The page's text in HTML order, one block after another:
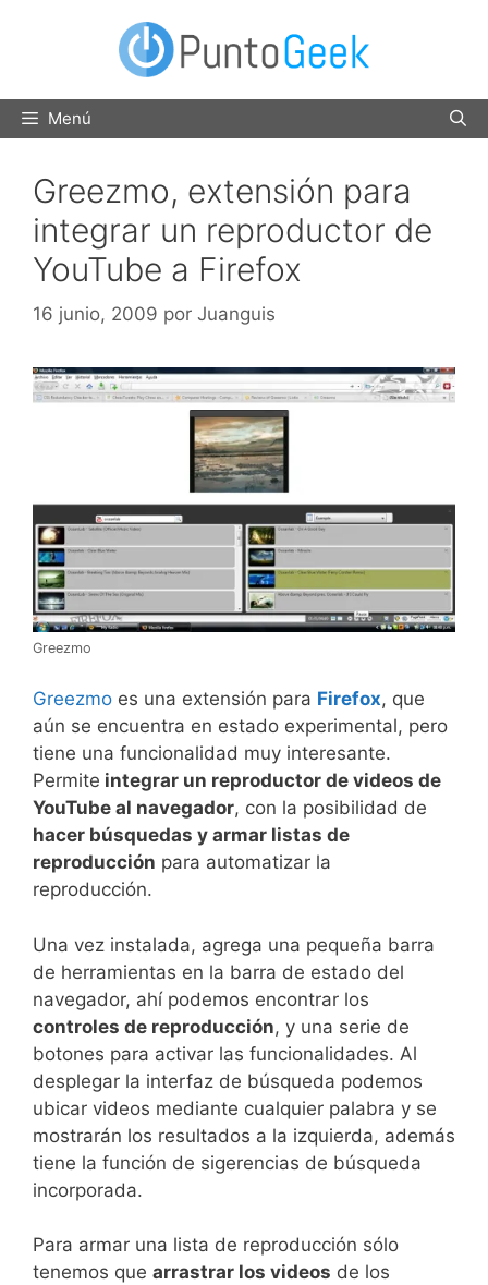
Menú
Greezmo, extensión para
integrar un reproductor de
YouTube a Firefox
16 junio, 2009 por Juanguis
Greezmo
Greezmo es una extensión para Firefox, que
aún se encuentra en estado experimental, pero
tiene una funcionalidad muy interesante.
Permite integrar un reproductor de videos de
YouTube al navegador, con la posibilidad de
hacer búsquedas y armar listas de
reproducción para automatizar la
reproducción.
Una vez instalada, agrega una pequeña barra
de herramientas en la barra de estado del
navegador, ahí podemos encontrar los
controles de reproducción, y una serie de
botones para activar las funcionalidades. Al
desplegar la interfaz de búsqueda podemos
ubicar videos mediante cualquier palabra y se
mostrarán los resultados a la izquierda, además
tiene la función de sigerencias de búsqueda
incorporada.
Para armar una lista de reproducción sólo
tenemos que arrastrar los videos de los